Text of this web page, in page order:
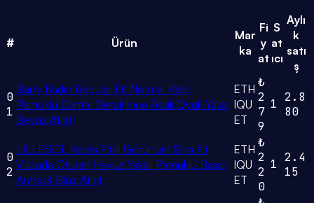
# Ürün
Mar
ka
Fi
y
at
S
at
ıcı
Aylı
k
satı
ş
0
1
Barry Kadın Regular Fit Normal Kalıp
Pamuklu Dantel Detalı Ince Askılı Oyuk Yaka
Beyaz Atlet
ETH
IQU
ET
₺
2
7
9
1 2.8
80
0
2
LILLESOL Kadın Fitilli Görünüm Slim Fit
Vücuda Oturan Havuz Yakalı Pamuklu Basic
Antrasit Bluz Atlet
ETH
IQU
ET
₺
2
2
0
1 2.4
15